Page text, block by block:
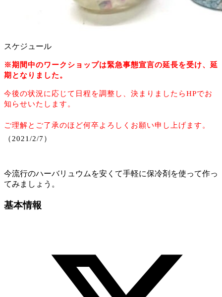
スケジュール
※期間中のワークショップは緊急事態宣言の延長を受け、延
期となりました。
今後の状況に応じて日程を調整し、決まりましたらHPでお
知らせいたします。
ご理解とご了承のほど何卒よろしくお願い申し上げます。
（ 2021/2/7 ）
今流行のハーバリュウムを安くて手軽に保冷剤を使って作っ
てみましょう。
基本情報